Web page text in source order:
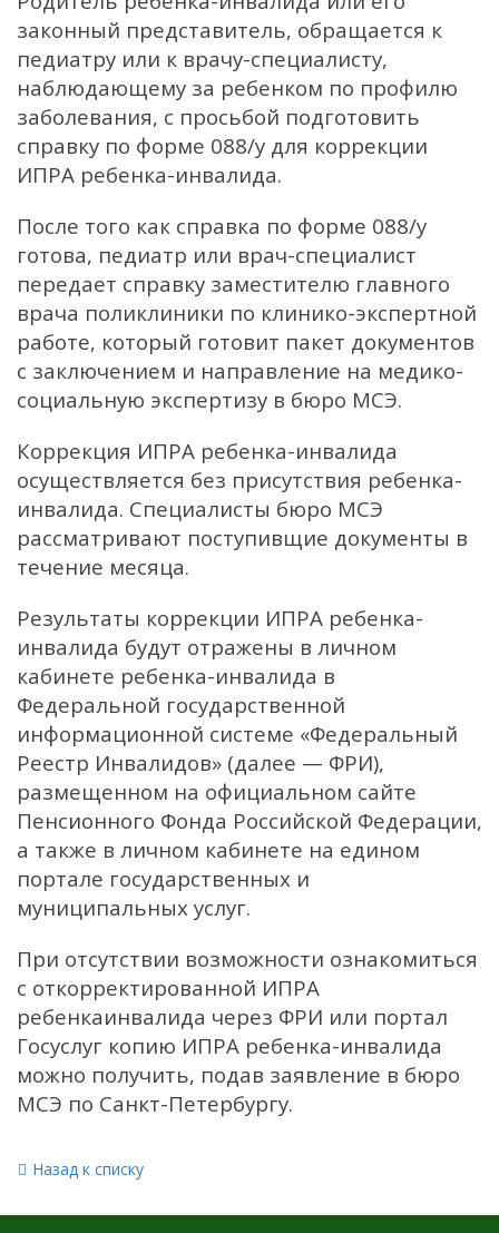
законный представитель, обращается к
педиатру или к врачу-специалисту,
наблюдающему за ребенком по профилю
заболевания, с просьбой подготовить
справку по форме 088/у для коррекции
ИПРА ребенка-инвалида.
После того как справка по форме 088/у
готова, педиатр или врач-специалист
передает справку заместителю главного
врача поликлиники по клинико-экспертной
работе, который готовит пакет документов
с заключением и направление на медико-
социальную экспертизу в бюро МСЭ.
Коррекция ИПРА ребенка-инвалида
осуществляется без присутствия ребенка-
инвалида. Специалисты бюро МСЭ
рассматривают поступивщие документы в
течение месяца.
Результаты коррекции ИПРА ребенка-
инвалида будут отражены в личном
кабинете ребенка-инвалида в
Федеральной государственной
информационной системе «Федеральный
Реестр Инвалидов» (далее — ФРИ),
размещенном на официальном сайте
Пенсионного Фонда Российской Федерации,
а также в личном кабинете на едином
портале государственных и
муниципальных услуг.
При отсутствии возможности ознакомиться
с откорректированной ИПРА
ребенкаинвалида через ФРИ или портал
Госуслуг копию ИПРА ребенка-инвалида
можно получить, подав заявление в бюро
МСЭ по Санкт-Петербургу.
Назад к списку